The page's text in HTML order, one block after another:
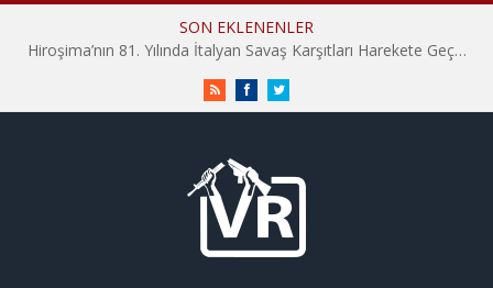
SON EKLENENLER
Hiroşima’nın 81. Yılında İtalyan Savaş Karşıtları Harekete Geçti: “Hatırlamak yeterli değil”
RSS FacebookTwitter